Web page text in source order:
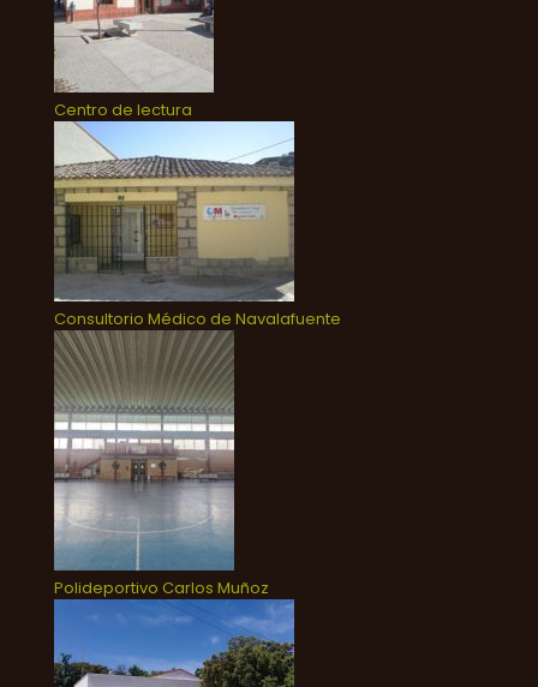
Centro de lectura
Consultorio Médico de Navalafuente
Polideportivo Carlos Muñoz